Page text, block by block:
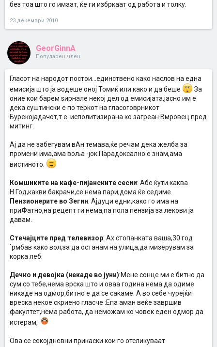
без тоа што го имаат, ќе ги избркаат од работа и толку.
23 декември 2010
GeorGinnA
Популарен член
Гласот на народот постои...единствено како наслов на една
емисија што ја водеше оној Томиќ или како и да беше
За
оние кои барем ѕирнале некој дел од емисијата,јасно им е
дека суштински е по теркот на гласоговрникот
Бурекојадачот,т.е. исполитизирана ко загреан Вмровец пред
митинг.
Ај да не забегувам вАн темава,ќе речам дека желба за
промени има,ама воља -јок.Парадоксално е знам,ама
вистиното.
Комшиките на кафе-пијанските сесии: Абе ќути каква
Н.Год,какви бакрачи,се нема пари,дома ќе седиме.
Пензионерите во Зегин: Ајдуци едни,како го има на
приФатно,на рецепт ги нема,па пола пензија за лекови ја
давам.
Стечајците пред телевизор: Ах стопанката ваша,30 год
`рмбав како вол,за да останам на улица,да мизерувам за
корка леб.
Дечко и девојка (некаде во јуни):Мене сонце ми е битно да
сум со тебе,нема врска што и оваа година нема да одиме
никаде на одмор,битно е да се сакаме. А во себе чурејќи
вреска некое скриено гласче :Епа аман веќе завршив
факултет,нема работа, да неможам ко човек еден одмор да
истерам,
Ова се секојдневни прикаски кои го отсликуваат